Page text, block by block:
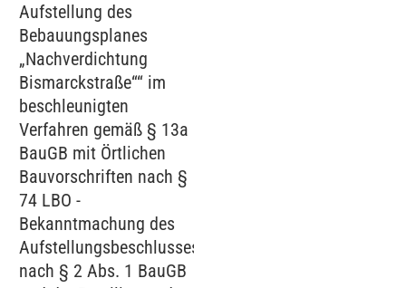
Aufstellung des
Bebauungsplanes
„Nachverdichtung
Bismarckstraße““ im
beschleunigten
Verfahren gemäß § 13a
BauGB mit Örtlichen
Bauvorschriften nach §
74 LBO -
Bekanntmachung des
Aufstellungsbeschlusses
nach § 2 Abs. 1 BauGB